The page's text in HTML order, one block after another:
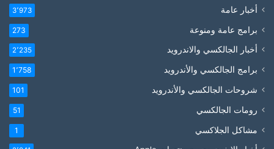
أخبار عامة 3٬973
برامج عامة ومنوعة 273
أخبار الجالكسي والاندرويد 2٬235
برامج الجالكسي والأندرويد 1٬758
شروحات الجالكسي والأندرويد 101
رومات الجالكسي 51
مشاكل الجلاكسي 1